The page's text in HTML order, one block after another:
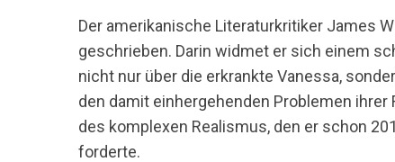
Der amerikanische Literaturkritiker James
geschrieben. Darin widmet er sich einem
nicht nur über die erkrankte Vanessa,
den damit einhergehenden Problemen
des komplexen Realismus, den er schon
forderte.